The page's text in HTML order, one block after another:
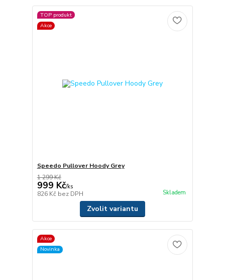
TOP produkt
Akce
Speedo Pullover Hoody Grey
1 299 Kč
999 Kč/ks
826 Kč bez DPH Skladem
Zvolit variantu
Akce
Novinka